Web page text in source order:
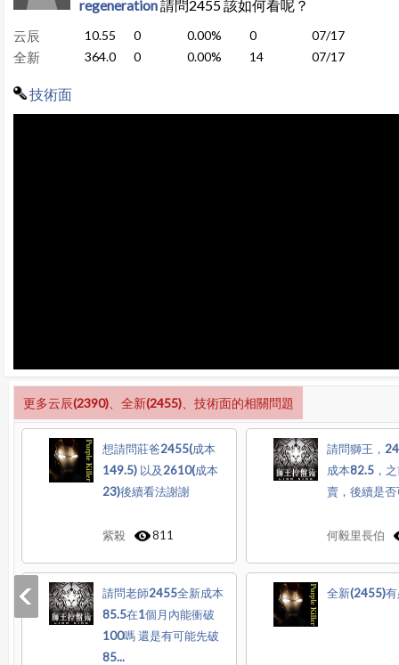
regeneration請問2455 該如何看呢？
云辰 10.55 0 0.00% 0 07/17
全新 364.0 0 0.00% 14 07/17
技術面
更多云辰(2390)、全新(2455)、技術面的相關問題
想請問莊爸2455(成本
149.5) 以及2610(成本
23)後續看法謝謝
紫殺 811
請問獅王，
成本82.5，
賣，後續是
何毅里長伯
請問老師2455全新成本
85.5在1個月內能衝破
100嗎 還是有可能先破
85...
全新(2455)有